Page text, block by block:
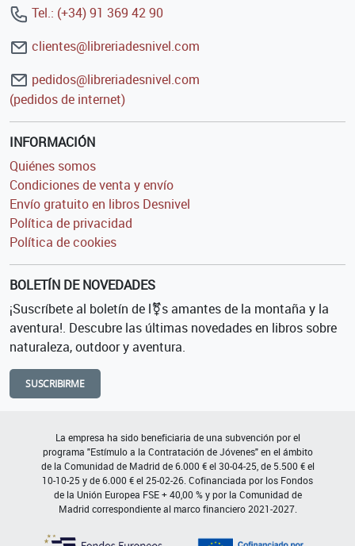
Tel.: (+34) 91 369 42 90
clientes@libreriadesnivel.com
pedidos@libreriadesnivel.com
(pedidos de internet)
INFORMACIÓN
Quiénes somos
Condiciones de venta y envío
Envío gratuito en libros Desnivel
Política de privacidad
Política de cookies
BOLETÍN DE NOVEDADES
¡Suscríbete al boletín de l⚧s amantes de la montaña y la
aventura!. Descubre las últimas novedades en libros sobre
naturaleza, outdoor y aventura.
SUSCRIBIRME
La empresa ha sido beneficiaria de una subvención por el
programa "Estímulo a la Contratación de Jóvenes" en el ámbito
de la Comunidad de Madrid de 6.000 € el 30-04-25, de 5.500 € el
10-10-25 y de 6.000 € el 25-02-26. Cofinanciada por los Fondos
de la Unión Europea FSE + 40,00 % y por la Comunidad de
Madrid correspondiente al marco financiero 2021-2027.